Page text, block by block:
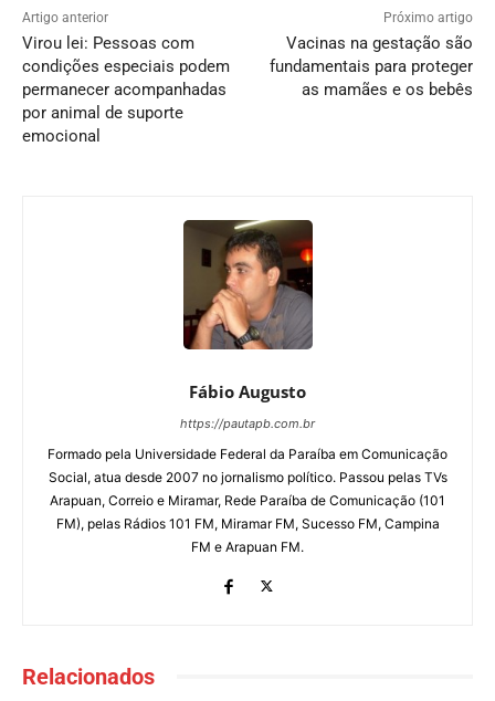
Artigo anterior
Virou lei: Pessoas com
condições especiais podem
permanecer acompanhadas
por animal de suporte
emocional
Próximo artigo
Vacinas na gestação são
fundamentais para proteger
as mamães e os bebês
Fábio Augusto
https://pautapb.com.br
Formado pela Universidade Federal da Paraíba em Comunicação
Social, atua desde 2007 no jornalismo político. Passou pelas TVs
Arapuan, Correio e Miramar, Rede Paraíba de Comunicação (101
FM), pelas Rádios 101 FM, Miramar FM, Sucesso FM, Campina
FM e Arapuan FM.
Relacionados